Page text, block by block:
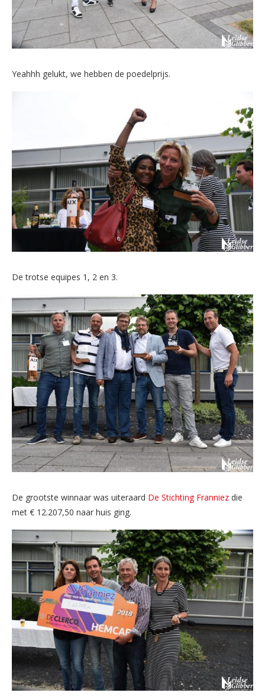
Yeahhh gelukt, we hebben de poedelprijs.
De trotse equipes 1, 2 en 3.
De grootste winnaar was uiteraard De Stichting Franniez die
met € 12.207,50 naar huis ging.